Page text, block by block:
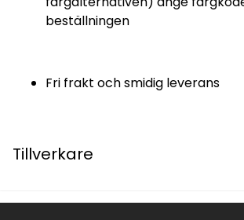
beställningen
Fri frakt och smidig leverans
Tillverkare